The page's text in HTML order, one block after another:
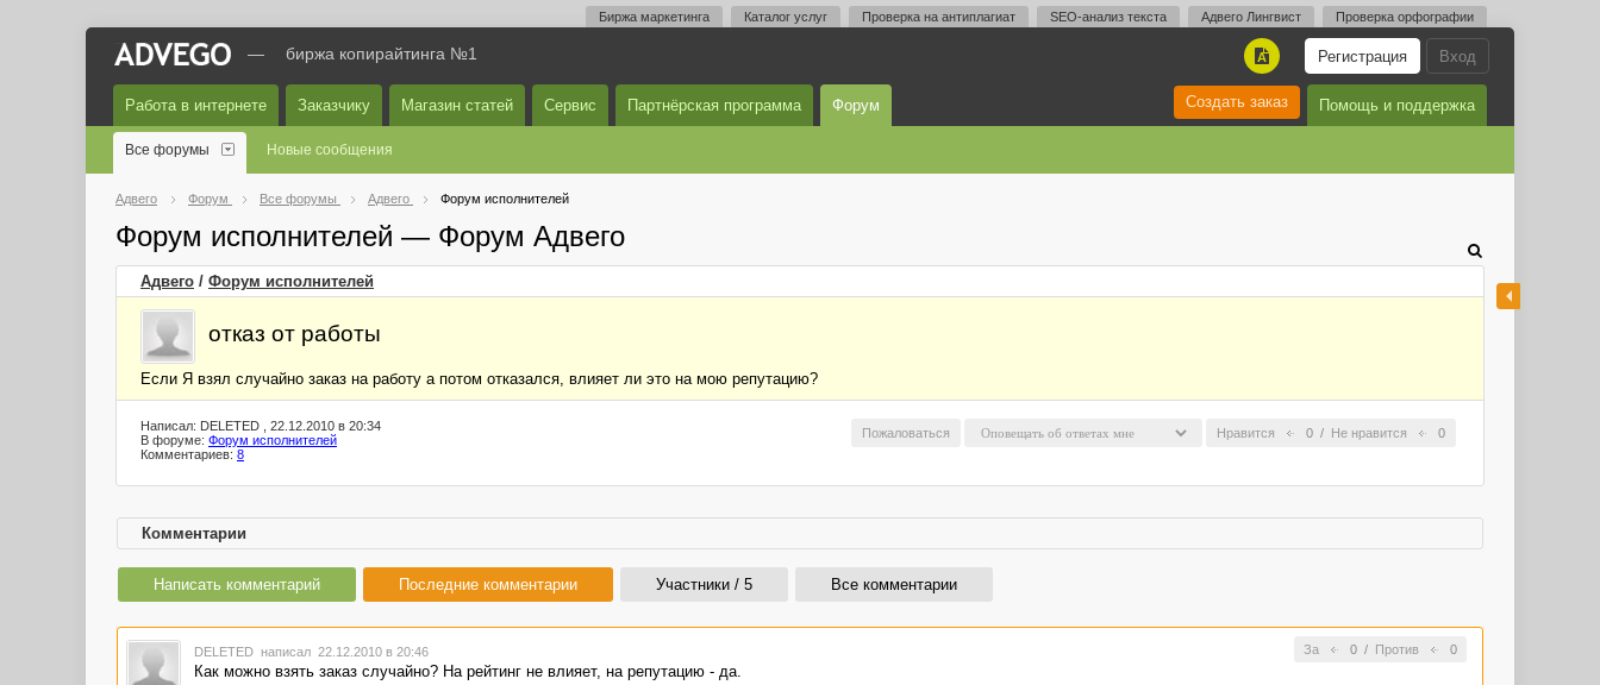
Биржа маркетинга Каталог услуг Проверка на антиплагиат SEO-анализ текста Адвего Лингвист Проверка орфографии
Вход
Регистрация
A
— биржа копирайтинга №1
Работа в интернете Заказчику Магазин статей Сервис Партнёрская программа Форум Помощь и поддержка
Создать заказ
Все форумы Новые сообщения
Адвего Форум Все форумы Адвего Форум исполнителей
Форум исполнителей — Форум Адвего
Адвего / Форум исполнителей
отказ от работы
Если Я взял случайно заказ на работу а потом отказался, влияет ли это на мою репутацию?
Нравится 0 / Не нравится 0
Пожаловаться
Написал: DELETED , 22.12.2010 в 20:34
В форуме: Форум исполнителей
Комментариев: 8
Комментарии
Написать комментарий Последние комментарии Участники / 5 Все комментарии
За 0/ Против 0
DELETED написал 22.12.2010 в 20:46
Как можно взять заказ случайно? На рейтинг не влияет, на репутацию - да.